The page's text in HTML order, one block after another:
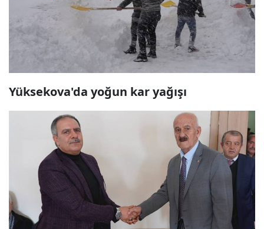
Yüksekova'da yoğun kar yağışı